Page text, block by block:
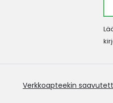
Verkkoapteekin